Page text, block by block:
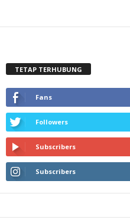
TETAP TERHUBUNG
Fans
Followers
Subscribers
Subscribers